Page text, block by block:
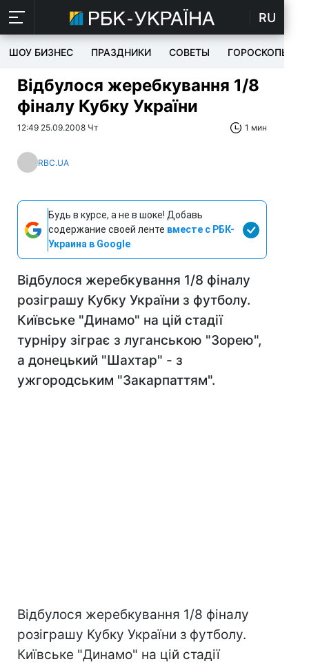
RU
ШОУ БИЗНЕС ПРАЗДНИКИ СОВЕТЫ ГОРОСКОПЫ
Відбулося жеребкування 1/8
фіналу Кубку України
12:49 25.09.2008 Чт 1 мин
RBC.UA
Будь в курсе, а не в шоке! Добавь
содержание своей ленте вместе с РБК-
Украина в Google
Відбулося жеребкування 1/8 фіналу
розіграшу Кубку України з футболу.
Київське "Динамо" на цій стадії
турніру зіграє з луганською "Зорею",
а донецький "Шахтар" - з
ужгородським "Закарпаттям".
Відбулося жеребкування 1/8 фіналу
розіграшу Кубку України з футболу.
Київське "Динамо" на цій стадії